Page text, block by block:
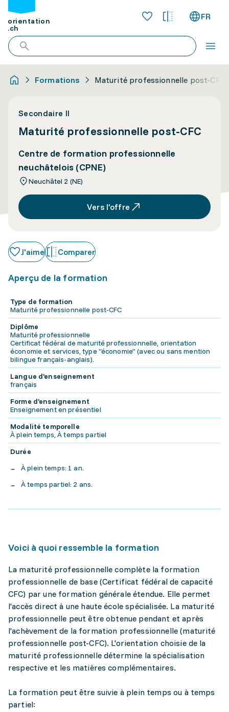
orientation
.ch
FR
Formations Maturité professionnelle post-CFC
Secondaire II
Maturité professionnelle post-CFC
Centre de formation professionnelle
neuchâtelois (CPNE)
Neuchâtel 2 (NE)
Vers l’offre
J'aime Comparer
Aperçu de la formation
Type de formation
Maturité professionnelle post-CFC
Diplôme
Maturité professionnelle
Certificat fédéral de maturité professionnelle, orientation
économie et services, type "économie" (avec ou sans mention
bilingue français-anglais).
Langue d'enseignement
français
Forme d'enseignement
Enseignement en présentiel
Modalité temporelle
À plein temps, À temps partiel
Durée
À plein temps: 1 an.
À temps partiel: 2 ans.
Voici à quoi ressemble la formation
La maturité professionnelle complète la formation
professionnelle de base (Certificat fédéral de capacité
CFC) par une formation générale étendue. Elle permet
l'accès direct à une haute école spécialisée. La maturité
professionnelle peut être obtenue pendant et après
l'achèvement de la formation professionnelle (maturité
professionnelle post-CFC). L'orientation choisie de la
maturité professionnelle détermine la spécialisation
respective et les matières complémentaires.
La formation peut être suivie à plein temps ou à temps
partiel: